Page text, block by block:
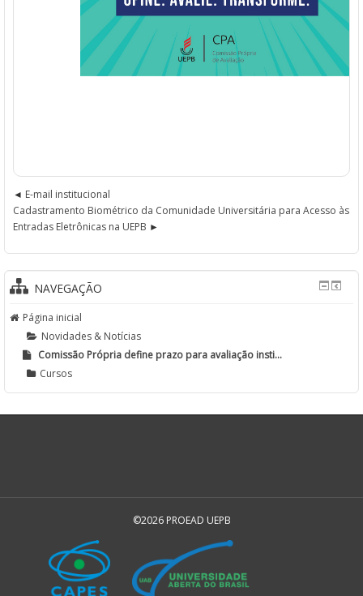
E-mail institucional
Cadastramento Biométrico da Comunidade Universitária para Acesso às
Entradas Eletrônicas na UEPB
NAVEGAÇÃO
Página inicial
Novidades & Notícias
Comissão Própria define prazo para avaliação insti...
Cursos
©2026 PROEAD UEPB